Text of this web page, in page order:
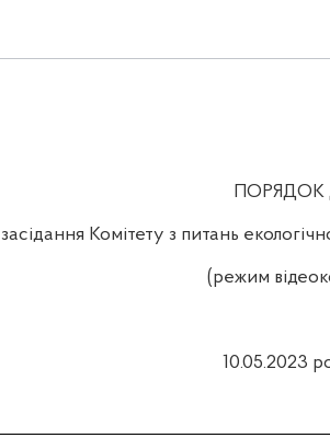
ПОРЯДОК
засідання Комітету з питань
(режим
10.05.2023